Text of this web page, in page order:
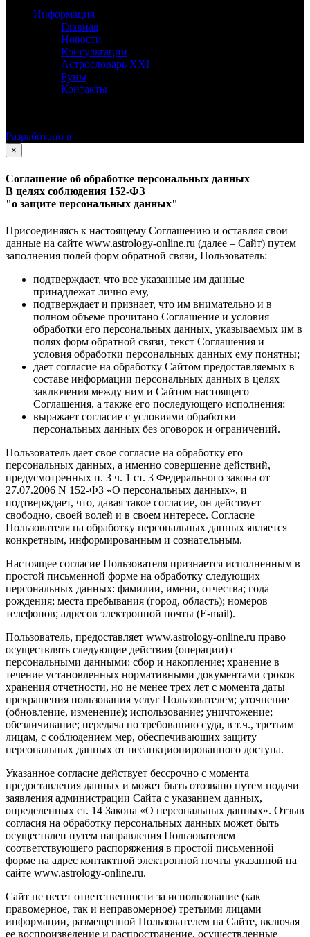
Информация
Главная
Новости
Консультации
Астрословарь XXI
Руны
Контакты
Разработано в
×
Соглашение об обработке персональных данных
В целях соблюдения 152-ФЗ
"о защите персональных данных"
Присоединяясь к настоящему Соглашению и оставляя свои
данные на сайте www.astrology-online.ru (далее – Сайт) путем
заполнения полей форм обратной связи, Пользователь:
подтверждает, что все указанные им данные
принадлежат лично ему,
подтверждает и признает, что им внимательно и в
полном объеме прочитано Соглашение и условия
обработки его персональных данных, указываемых им в
полях форм обратной связи, текст Соглашения и
условия обработки персональных данных ему понятны;
дает согласие на обработку Сайтом предоставляемых в
составе информации персональных данных в целях
заключения между ним и Сайтом настоящего
Соглашения, а также его последующего исполнения;
выражает согласие с условиями обработки
персональных данных без оговорок и ограничений.
Пользователь дает свое согласие на обработку его
персональных данных, а именно совершение действий,
предусмотренных п. 3 ч. 1 ст. 3 Федерального закона от
27.07.2006 N 152-ФЗ «О персональных данных», и
подтверждает, что, давая такое согласие, он действует
свободно, своей волей и в своем интересе. Согласие
Пользователя на обработку персональных данных является
конкретным, информированным и сознательным.
Настоящее согласие Пользователя признается исполненным в
простой письменной форме на обработку следующих
персональных данных: фамилии, имени, отчества; года
рождения; места пребывания (город, область); номеров
телефонов; адресов электронной почты (E-mail).
Пользователь, предоставляет www.astrology-online.ru право
осуществлять следующие действия (операции) с
персональными данными: сбор и накопление; хранение в
течение установленных нормативными документами сроков
хранения отчетности, но не менее трех лет с момента даты
прекращения пользования услуг Пользователем; уточнение
(обновление, изменение); использование; уничтожение;
обезличивание; передача по требованию суда, в т.ч., третьим
лицам, с соблюдением мер, обеспечивающих защиту
персональных данных от несанкционированного доступа.
Указанное согласие действует бессрочно с момента
предоставления данных и может быть отозвано путем подачи
заявления администрации Сайта с указанием данных,
определенных ст. 14 Закона «О персональных данных». Отзыв
согласия на обработку персональных данных может быть
осуществлен путем направления Пользователем
соответствующего распоряжения в простой письменной
форме на адрес контактной электронной почты указанной на
сайте www.astrology-online.ru.
Сайт не несет ответственности за использование (как
правомерное, так и неправомерное) третьими лицами
информации, размещенной Пользователем на Сайте, включая
ее воспроизведение и распространение, осуществленные